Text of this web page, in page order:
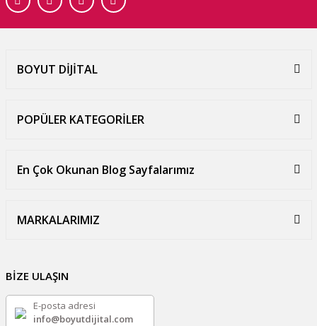
BOYUT DİJİTAL
POPÜLER KATEGORİLER
En Çok Okunan Blog Sayfalarımız
MARKALARIMIZ
BİZE ULAŞIN
E-posta adresi
info@boyutdijital.com